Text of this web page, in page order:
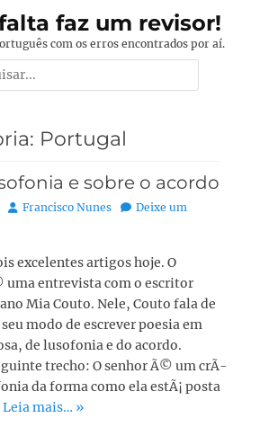
faz um revisor!
com os erros encontrados por aí.
Portugal
e sobre o acordo
Autor:
Francisco Nunes
Deixe um
excelentes artigos hoje. O
entrevista com o escritor
Mia Couto. Nele, Couto fala de
modo de escrever poesia em
de lusofonia e do acordo.
trecho: O senhor Ã© um crÃ­
da forma como ela estÃ¡ posta
Leia mais… »